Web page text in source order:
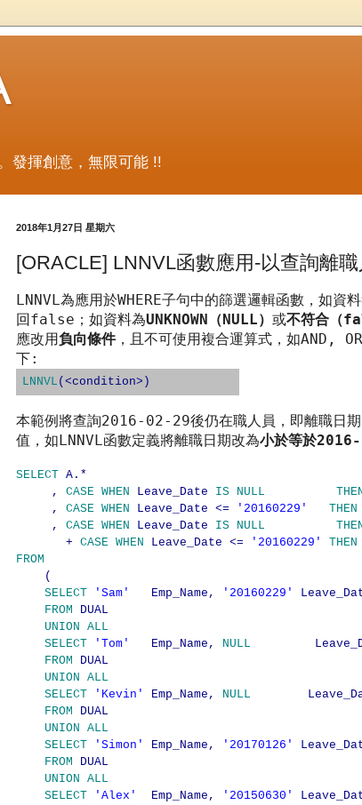
發揮創意，無限可能 !!
2018年1月27日 星期六
[ORACLE] LNNVL函數應用-以查詢離職
LNNVL為應用於WHERE子句中的篩選邏輯函數，如資
回 false ；如資料為UNKNOWN （NULL） 或不符合（
應改用負向條件，且不可使用複合運算式，如AND,
下:
LNNVL (<condition> )
本範例將查詢2016-02-29後仍在職人員，即離職日
值，如LNNVL函數定義將離職日期改為小於等於
SELECT A.*
, CASE WHEN Leave_Date IS NULL
, CASE WHEN Leave_Date <= '20160229' THEN
, CASE WHEN Leave_Date IS NULL
+ CASE WHEN Leave_Date <= '20160229' THEN
FROM
(
SELECT
'Sam' Emp_Name, '20160229'
FROM DUAL
UNION ALL
SELECT
'Tom' Emp_Name, NULL
FROM DUAL
UNION ALL
SELECT
'Kevin' Emp_Name, NULL
FROM DUAL
UNION ALL
SELECT
'Simon' Emp_Name, '20170126'
FROM DUAL
UNION ALL
SELECT
'Alex' Emp_Name, '20150630'